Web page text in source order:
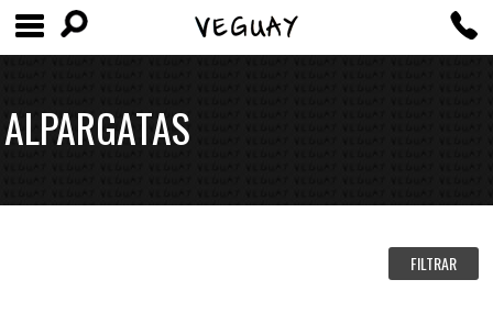
ALPARGATAS
FILTRAR